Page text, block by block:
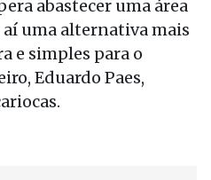
abastecer uma área
aí uma alternativa mais
e simples para o
Eduardo Paes,